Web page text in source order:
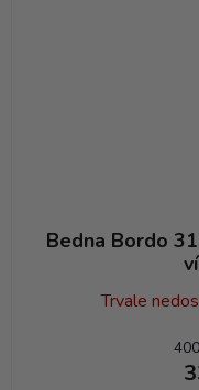
Bedna Bordo
Trvale